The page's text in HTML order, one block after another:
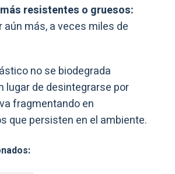
resistentes o gruesos:
aún más, a veces miles de
no se biodegrada
lugar de desintegrarse por
fragmentando en
que persisten en el ambiente.